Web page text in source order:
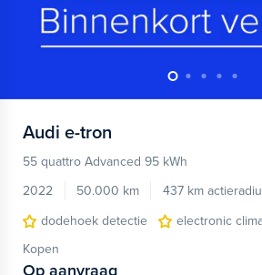
Audi e-tron
55 quattro Advanced 95 kWh
2022
50.000 km 437 km
dodehoek detectie
electronic
Kopen
Op aanvraag